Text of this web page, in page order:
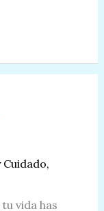
,
vida has